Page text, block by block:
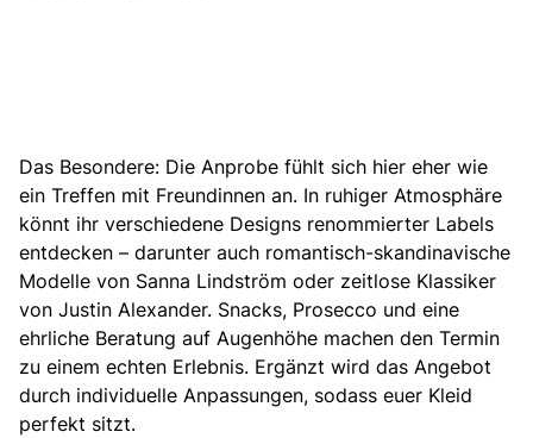
Das Besondere: Die Anprobe fühlt sich hier eher wie
ein Treffen mit Freundinnen an. In ruhiger Atmosphäre
könnt ihr verschiedene Designs renommierter Labels
entdecken – darunter auch romantisch-skandinavische
Modelle von Sanna Lindström oder zeitlose Klassiker
von Justin Alexander. Snacks, Prosecco und eine
ehrliche Beratung auf Augenhöhe machen den Termin
zu einem echten Erlebnis. Ergänzt wird das Angebot
durch individuelle Anpassungen, sodass euer Kleid
perfekt sitzt.